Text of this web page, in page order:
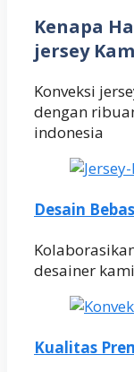
Kenapa
jersey
Konveksi
dengan
indonesia
Desain
desainer
Kualitas